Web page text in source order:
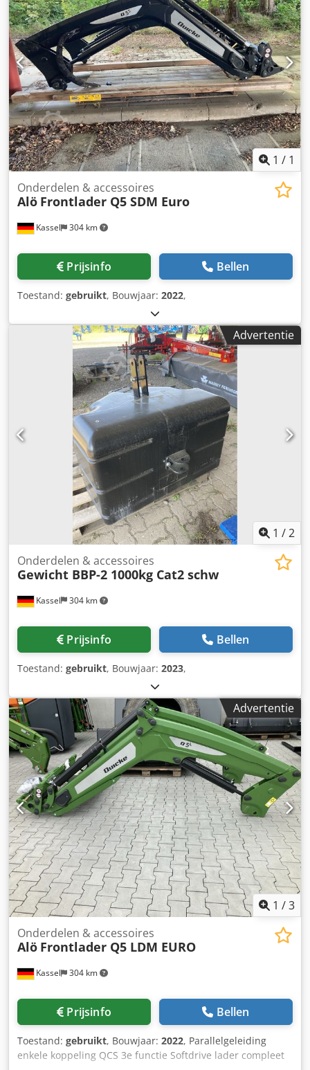
1 / 1
Kassel 304 km
Onderdelen & accessoires
Alö Frontlader Q5 SDM Euro
Prijsinfo Bellen
Toestand: gebruikt, Bouwjaar: 2022,
Advertentie
1 /2
Kassel 304 km
Onderdelen & accessoires
Gewicht BBP-2 1000kg Cat2 schw
Prijsinfo Bellen
Toestand: gebruikt, Bouwjaar: 2023,
Advertentie
1 /3
Kassel 304 km
Onderdelen & accessoires
Alö Frontlader Q5 LDM EURO
Prijsinfo Bellen
Toestand: gebruikt, Bouwjaar: 2022, Parallelgeleiding
enkele koppeling QCS 3e functie Softdrive lader compleet